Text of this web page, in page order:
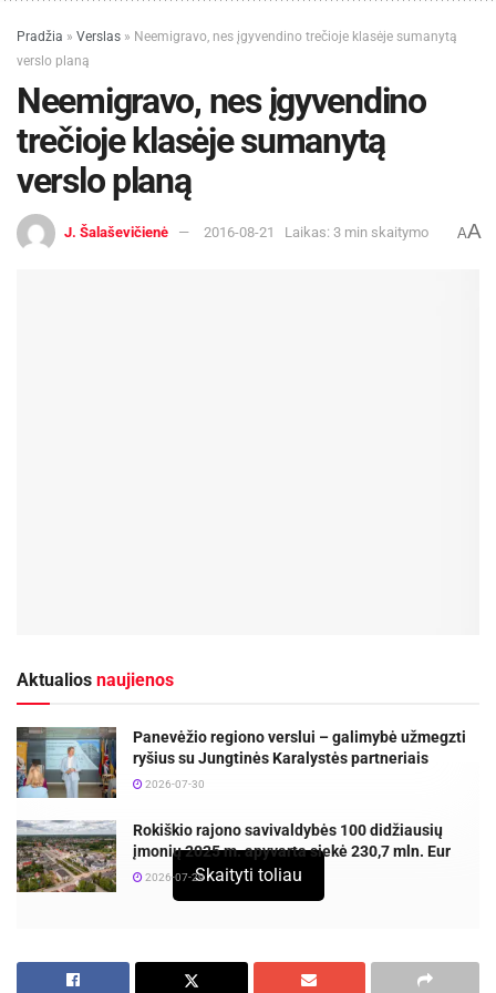
Pradžia » Verslas » Neemigravo, nes įgyvendino trečioje klasėje sumanytą
verslo planą
Neemigravo, nes įgyvendino
trečioje klasėje sumanytą
verslo planą
J. Šalaševičienė 2016-08-21 Laikas: 3 min skaitymo AA
Aktualios naujienos
Panevėžio regiono verslui – galimybė užmegzti
ryšius su Jungtinės Karalystės partneriais
2026-07-30
Rokiškio rajono savivaldybės 100 didžiausių
įmonių 2025 m. apyvarta siekė 230,7 mln. Eur
2026-07-29
įgyvendinti trečioje klasėje sumanytą verslo
Skaityti toliau